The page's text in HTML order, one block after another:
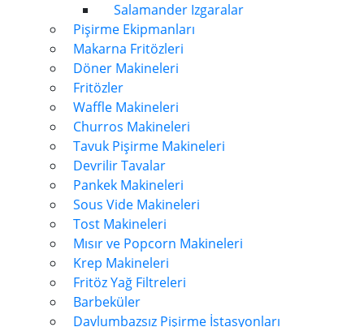
Salamander Izgaralar
Pişirme Ekipmanları
Makarna Fritözleri
Döner Makineleri
Fritözler
Waffle Makineleri
Churros Makineleri
Tavuk Pişirme Makineleri
Devrilir Tavalar
Pankek Makineleri
Sous Vide Makineleri
Tost Makineleri
Mısır ve Popcorn Makineleri
Krep Makineleri
Fritöz Yağ Filtreleri
Barbeküler
Davlumbazsız Pişirme İstasyonları